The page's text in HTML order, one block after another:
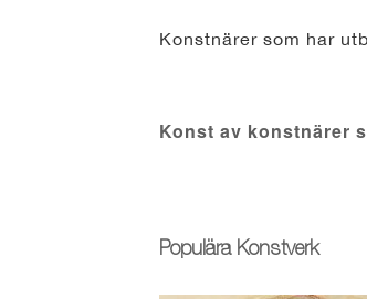
Konstnärer som har
Konst av konstnärer
Populära Konstverk